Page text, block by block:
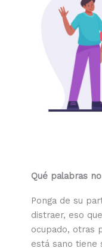
Qué palabras
Ponga de su
distraer, eso
ocupado, otras
está sano tiene